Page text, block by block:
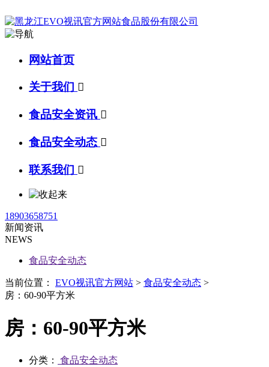
网站首页
关于我们 
食品安全资讯 
食品安全动态 
联系我们 
18903658751
新闻资讯
NEWS
食品安全动态
当前位置： EVO视讯官方网站 > 食品安全动态 >
房：60-90平方米
房：60-90平方米
分类：
食品安全动态